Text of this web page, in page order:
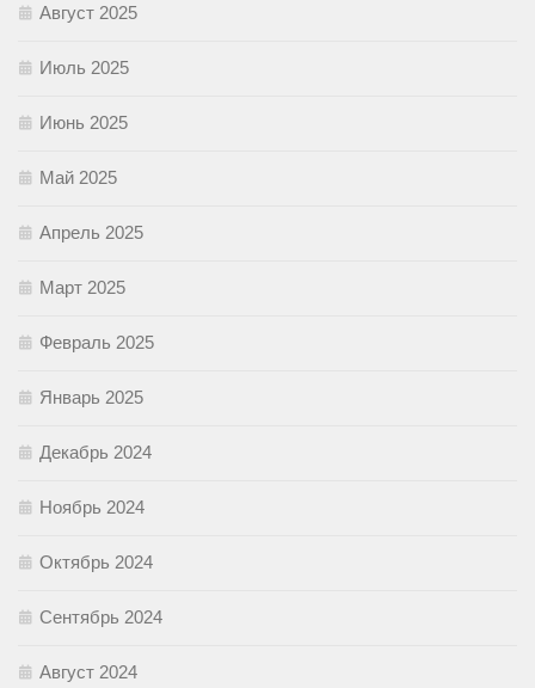
Август 2025
Июль 2025
Июнь 2025
Май 2025
Апрель 2025
Март 2025
Февраль 2025
Январь 2025
Декабрь 2024
Ноябрь 2024
Октябрь 2024
Сентябрь 2024
Август 2024